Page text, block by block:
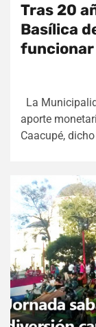
Tras 20
Basílica
funcionar
La
aporte
Caacupé,